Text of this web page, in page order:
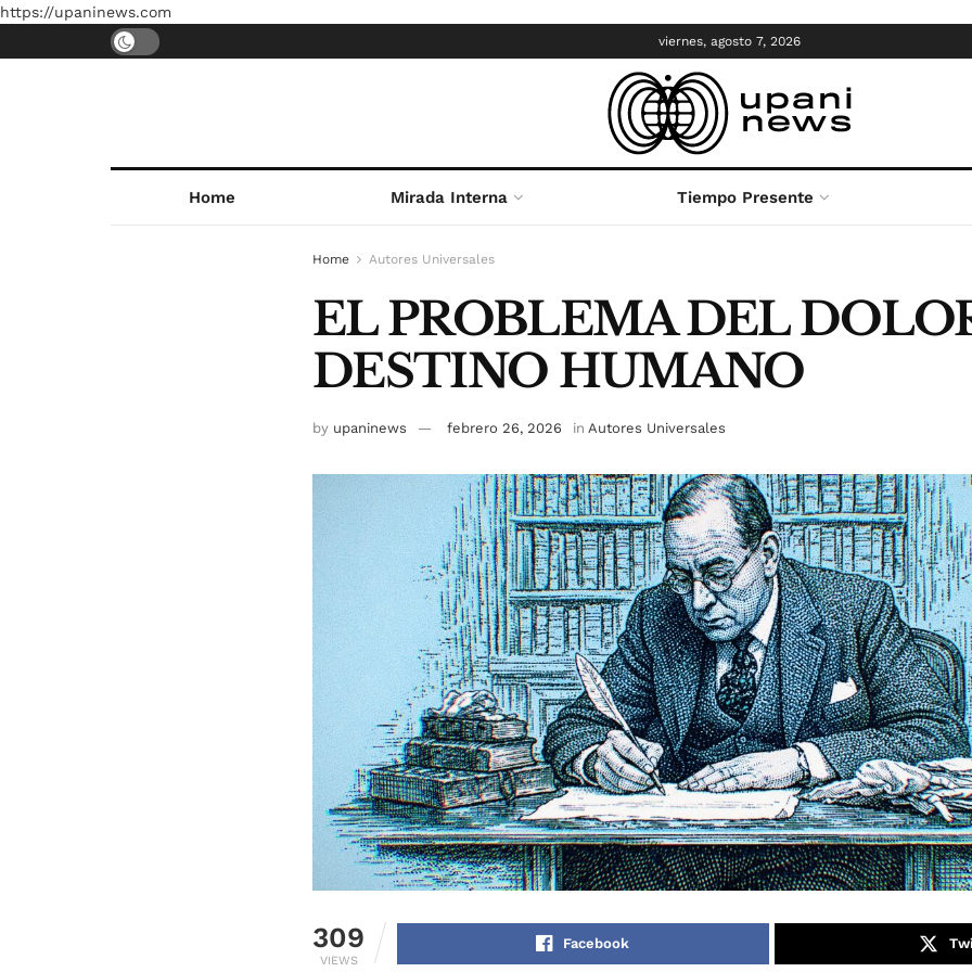
https://upaninews.com
viernes, agosto 7, 2026
Home Mirada Interna Tiempo Presente
Home Autores Universales
EL PROBLEMA DEL
DESTINO HUMANO
by upaninews febrero 26, 2026 in Autores Universales
309
VIEWS
Facebook